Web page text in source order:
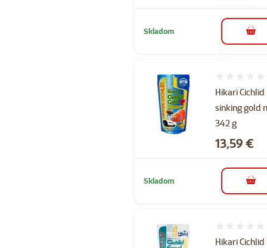
Skladom do
Hikari Cichlid
sinking gold
342 g
Cena
13,59 €
Skladom do
Hikari Cichlid